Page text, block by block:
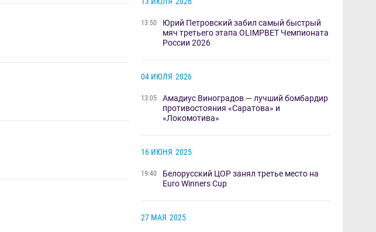
13:50
Юрий Петровский забил самый быстрый
мяч третьего этапа OLIMPBET Чемпионата
России 2026
04 ИЮЛЯ 2026
13:05
Амадиус Виноградов — лучший бомбардир
противостояния «Саратова» и
«Локомотива»
16 ИЮНЯ 2025
19:40
Белорусский ЦОР занял третье место на
Euro Winners Cup​​
27 МАЯ 2025